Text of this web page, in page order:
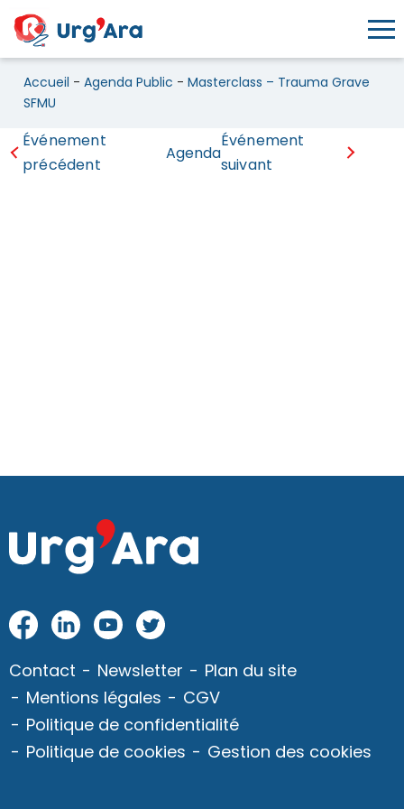
Accueil - Agenda Public - Masterclass – Trauma Grave
SFMU
Événement
précédent
Agenda
Événement
suivant
Fac
oo
k
Link
n
Yo
be
Twi
Contact
Newsletter
Plan du site
Mentions légales
CGV
Politique de confidentialité
Politique de cookies
Gestion des cookies